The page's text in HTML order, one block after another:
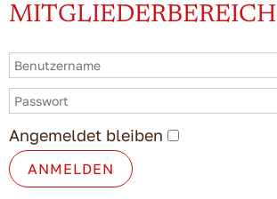
MITGLIEDERBEREICH
Angemeldet bleiben
ANMELDEN